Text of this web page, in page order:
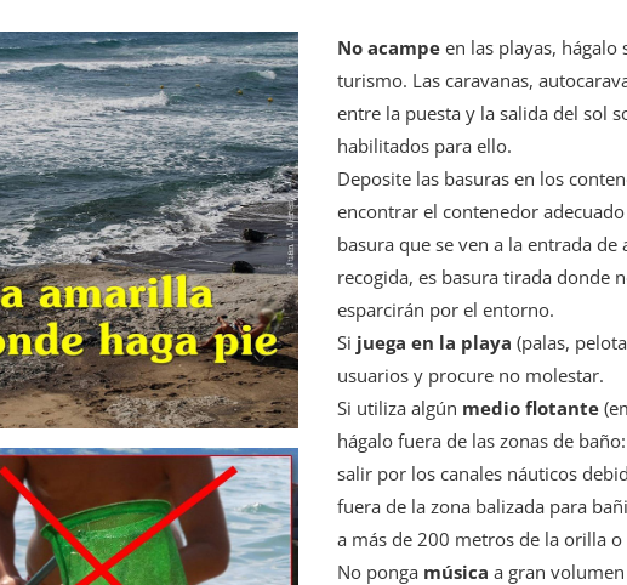
No acampe en las playas,
turismo. Las caravanas,
entre la puesta y la salida del sol
habilitados para ello.
Deposite las basuras en los
encontrar el contenedor
basura que se ven a la entrada
recogida, es basura tirada donde
esparcirán por el entorno.
Si juega en la playa (palas,
usuarios y procure no molestar.
Si utiliza algún medio flotante
hágalo fuera de las zonas de
salir por los canales náuticos
fuera de la zona balizada para
a más de 200 metros de la orilla
No ponga música a gran